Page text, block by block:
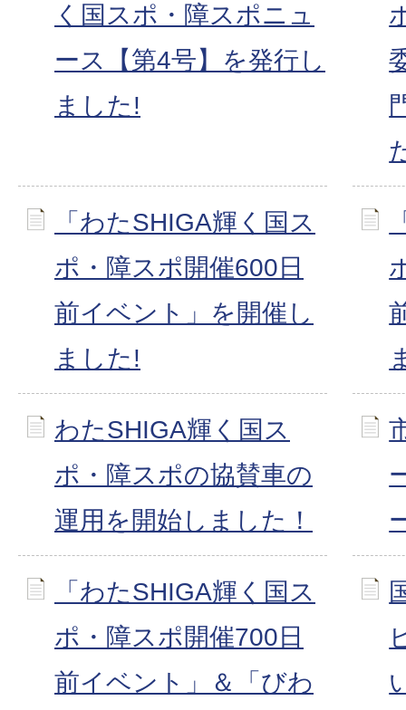
く国スポ・障スポニュ
ース【第4号】を発行し
ました!
「わたSHIGA輝く国ス
ポ・障スポ開催600日
前イベント」を開催し
ました!
わたSHIGA輝く国ス
ポ・障スポの協賛車の
運用を開始しました！
「わたSHIGA輝く国ス
ポ・障スポ開催700日
前イベント」＆「びわ